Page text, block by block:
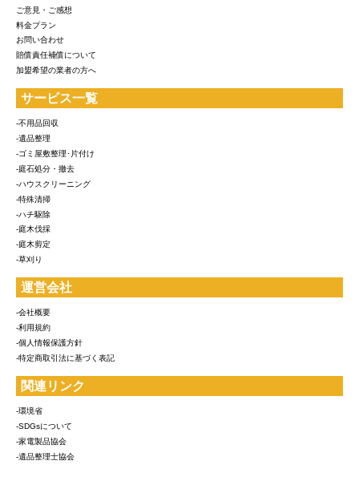
ご意見・ご感想
料金プラン
お問い合わせ
賠償責任補償について
加盟希望の業者の方へ
サービス一覧
-不用品回収
-遺品整理
-ゴミ屋敷整理･片付け
-庭石処分・撤去
-ハウスクリーニング
-特殊清掃
-ハチ駆除
-庭木伐採
-庭木剪定
-草刈り
運営会社
-会社概要
-利用規約
-個人情報保護方針
-特定商取引法に基づく表記
関連リンク
-環境省
-SDGsについて
-家電製品協会
-遺品整理士協会